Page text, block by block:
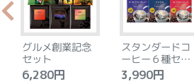
グルメ創業記念
セット
6,280円
スタンダードコ
ーヒー６種セッ
ト
3,990円